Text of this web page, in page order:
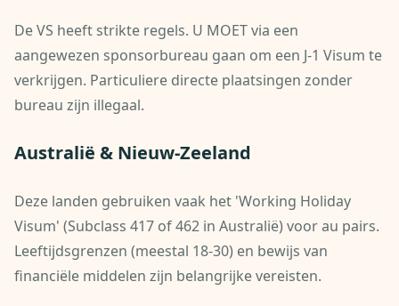
De VS heeft strikte regels. U MOET via een
aangewezen sponsorbureau gaan om een J-1 Visum te
verkrijgen. Particuliere directe plaatsingen zonder
bureau zijn illegaal.
Australië & Nieuw-Zeeland
Deze landen gebruiken vaak het 'Working Holiday
Visum' (Subclass 417 of 462 in Australië) voor au pairs.
Leeftijdsgrenzen (meestal 18-30) en bewijs van
financiële middelen zijn belangrijke vereisten.